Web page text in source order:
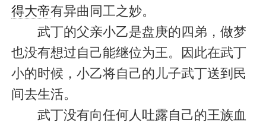
得大帝有异曲同工之妙。
武丁的父亲小乙是盘庚的四弟，做梦
也没有想过自己能继位为王。因此在武丁
小的时候，小乙将自己的儿子武丁送到民
间去生活。
武丁没有向任何人吐露自己的王族血